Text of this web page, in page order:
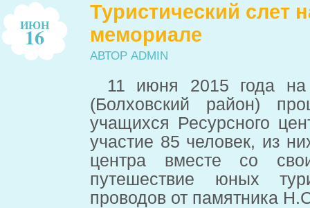
ИЮН
16
Туристический слет
мемориале
АВТОР ADMIN
11 июня 2015 года на
(Болховский район)
учащихся Ресурсного
участие 85 человек, из
центра вместе со
путешествие юных
проводов от памятника